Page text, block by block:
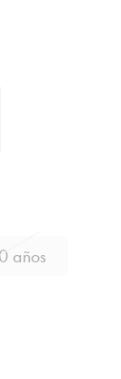
años